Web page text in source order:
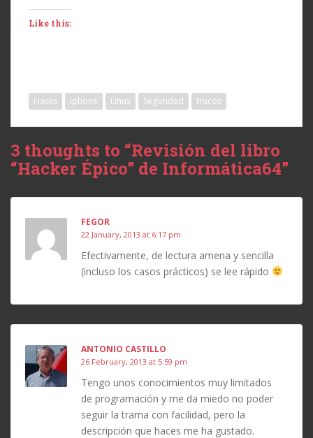
Like this:
Hacks iphone Linux Seguridad trucos
3 thoughts to “Revisión del libro
“Hacker Épico” de Informática64”
FEGOR
22 January, 2013 at 6:17 pm
Efectivamente, de lectura amena y sencilla
(incluso los casos prácticos) se lee rápido
ANTONIO CASTILLO
26 February, 2013 at 5:59 pm
Tengo unos conocimientos muy limitados
de programación y me da miedo no poder
seguir la trama con facilidad, pero la
descripción que haces me ha gustado.